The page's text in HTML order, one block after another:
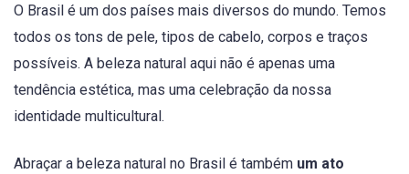
O Brasil é um dos países mais diversos do mundo. Temos
todos os tons de pele, tipos de cabelo, corpos e traços
possíveis. A beleza natural aqui não é apenas uma
tendência estética, mas uma celebração da nossa
identidade multicultural.
Abraçar a beleza natural no Brasil é também um ato